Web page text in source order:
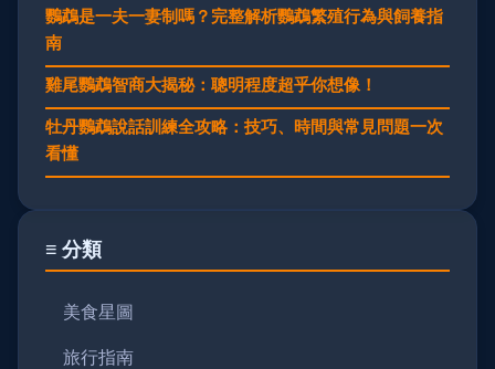
鸚鵡是一夫一妻制嗎？完整解析鸚鵡繁殖行為與飼養指
南
雞尾鸚鵡智商大揭秘：聰明程度超乎你想像！
牡丹鸚鵡說話訓練全攻略：技巧、時間與常見問題一次
看懂
≡ 分類
美食星圖
旅行指南